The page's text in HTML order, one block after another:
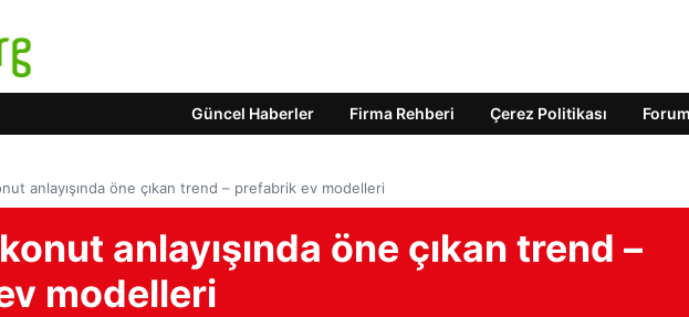
Güncel Haberler Firma Rehberi Çerez Politikası Forum
anlayışında öne çıkan trend – prefabrik ev modelleri
anlayışında öne çıkan trend –
modelleri